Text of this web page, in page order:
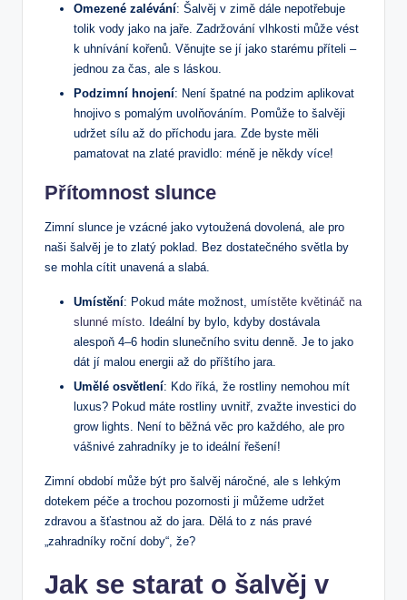
Omezené zalévání: Šalvěj v zimě dále nepotřebuje
tolik vody‍ jako na ⁣jaře. ⁣Zadržování‍ vlhkosti může vést
⁤k uhnívání kořenů. Věnujte se ‌jí jako starému příteli –
jednou za ​čas, ⁣ale s láskou.
Podzimní hnojení: Není​ špatné na podzim aplikovat⁣
hnojivo s‌ pomalým uvolňováním.‍ Pomůže to šalvěji​
udržet sílu ⁤až do ‍příchodu jara. Zde byste měli
pamatovat​ na zlaté​ pravidlo: méně je někdy více!
Přítomnost slunce
Zimní⁢ slunce je​ vzácné jako vytoužená ⁣dovolená,⁣ ale pro
naši ​šalvěj je to zlatý ⁢poklad. Bez dostatečného světla by
se mohla⁣ cítit ⁣unavená ⁤a slabá.
Umístění: Pokud ‍máte možnost, umístěte květináč na
slunné místo . Ideální by ‌bylo, ​kdyby dostávala
alespoň ‌4–6 hodin slunečního‌ svitu ​denně.‌ Je to jako ​
dát jí‍ malou energii‍ až do příštího jara.
Umělé osvětlení: Kdo říká, že rostliny nemohou‍ mít
luxus? Pokud máte rostliny⁢ uvnitř, ⁣zvažte​ investici do
grow⁣ lights. Není to běžná věc ⁢pro každého,⁢ ale pro
vášnivé zahradníky je to ideální řešení!
Zimní období může být pro šalvěj náročné, ⁣ale⁢ s lehkým
dotekem ‌péče‍ a trochou pozornosti ji⁣ můžeme udržet
zdravou a šťastnou až ⁣do jara. Dělá to z nás pravé
‌„zahradníky roční doby“, že?
Jak se starat o šalvěj v ​